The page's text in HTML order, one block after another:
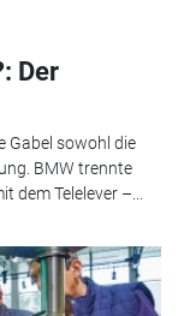
Der
Gabel sowohl die
BMW trennte
Telelever –...